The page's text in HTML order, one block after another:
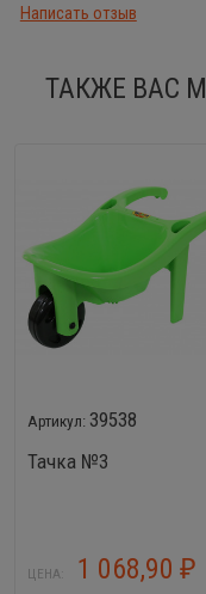
Написать отзыв
ТАКЖЕ ВАС
39538
Тачка №3
ЦЕНА: 1 068,90 ₽